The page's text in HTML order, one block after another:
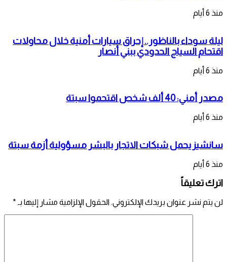
منذ 6 أيام
ليلة سوداء بالناظور.. إحراق سيارات أمنية خلال محاولات
اقتحام السياج الحدودي ببني أنصار
منذ 6 أيام
مصدر أمني: 40 ألف شخص اقتحموا سبتة
منذ 6 أيام
سانشيز يحمل شبكات الاتجار بالبشر مسؤولية أزمة سبتة
منذ 6 أيام
اترك تعليقاً
لن يتم نشر عنوان بريدك الإلكتروني. الحقول الإلزامية مشار إليها بـ *